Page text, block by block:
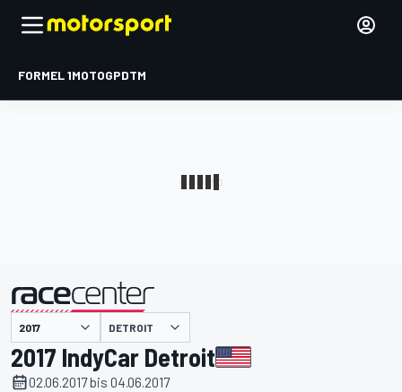
FORMEL 1MOTOGPDTM
DETROIT
2017 IndyCar Detroit
02.06.2017 bis 04.06.2017